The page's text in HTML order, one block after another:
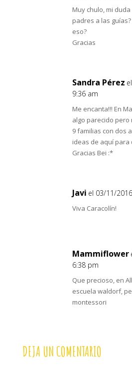
Muy chulo, mi
padres a las
eso?
Gracias
Sandra Pérez
9:36 am
Me encanta!!! En
algo parecido pero
9 familias con dos
ideas de aquí para
Gracias Bei :*
Javi el 03/11/
Viva Caracolín!
Mammiflower
6:38 pm
Que precioso, en
escuela waldorf,
montessori
DEJA UN COMENTARIO